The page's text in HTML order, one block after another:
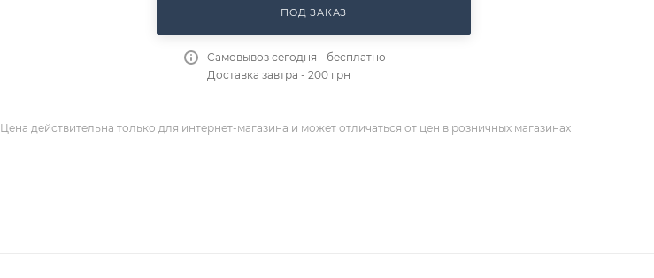
ПОД ЗАКАЗ
Самовывоз сегодня - бесплатно
Доставка завтра - 200 грн
Цена действительна только для интернет-магазина и может отличаться от цен в розничных магазинах